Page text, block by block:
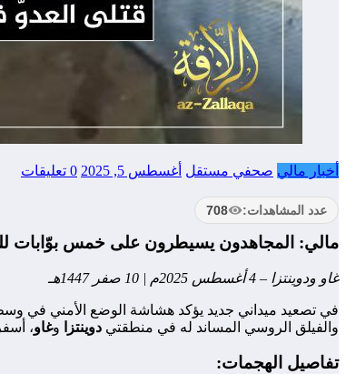
أخبار مالي صحفي مستقل أغسطس 5, 2025 0 تعليقات
عدد المشاهدات: 708
مالي: المجاهدون يسيطرون على خمس بوّابات
غاو ودوينتزا – 4 أغسطس 2025م | 10 صفر 1447هـ
في تصعيد ميداني جديد يؤكد هشاشة الوضع الأمني في
والفيلق الروسي المساند له في منطقتي دوينتزا وغاو،
تفاصيل الهجمات: